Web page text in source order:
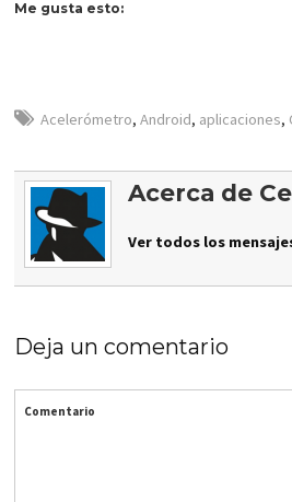
Me gusta esto:
Acelerómetro,Android, aplicaciones,
Acerca de
Ver todos los
Deja un comentario
Comentario